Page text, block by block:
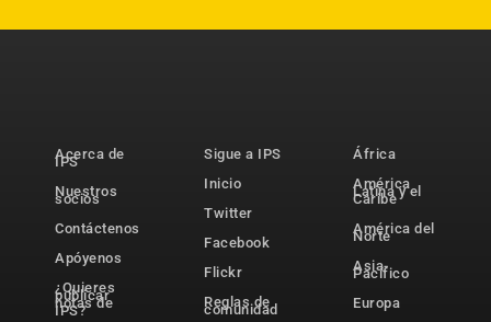
Acerca de
IPS
Nuestros
socios
Contáctenos
Apóyenos
¿Quieres
publicar
notas de
IPS?
Sigue a IPS
Inicio
Twitter
Facebook
Flickr
Reglas de
comunidad
África
América
Latina y el
Caribe
América del
Norte
Asia-
Pacífico
Europa